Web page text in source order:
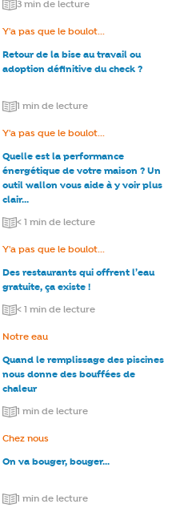
3 min de lecture
Retour de la bise au travail ou
adoption définitive du check ?
Catégorie :
Y'a pas que le boulot...
1 min de lecture
Quelle est la performance
énergétique de votre maison ? Un
outil wallon vous aide à y voir plus
clair…
Catégorie :
Y'a pas que le boulot...
< 1 min de lecture
Des restaurants qui offrent l’eau
gratuite, ça existe !
Catégorie :
Y'a pas que le boulot...
< 1 min de lecture
Quand le remplissage des piscines
nous donne des bouffées de
chaleur
Catégorie :
Notre eau
1 min de lecture
On va bouger, bouger...
Catégorie :
Chez nous
1 min de lecture